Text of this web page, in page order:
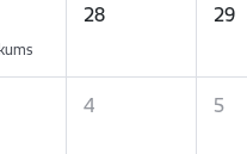
28 29
4 5